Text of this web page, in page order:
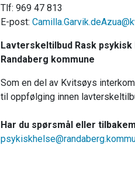
Tlf: 969 47 813
E-post:
Lavterskeltilbud Rask
Randaberg kommune
Som en del av Kvitsøys
til oppfølging innen
Har du spørsmål eller